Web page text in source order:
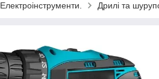
Електроінструменти. Дрилі та